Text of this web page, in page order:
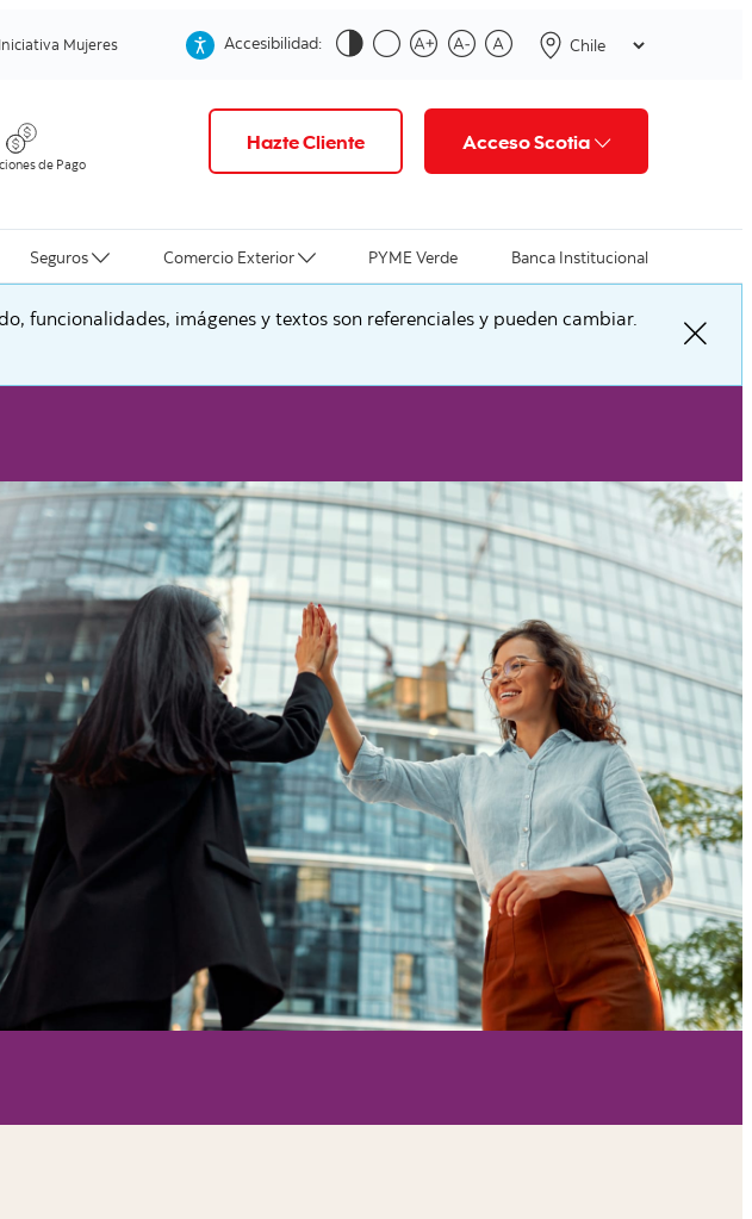
Iniciativa Mujeres Accesibilidad:
de Pago
Hazte Cliente Acceso Scotia
Seguros Comercio Exterior PYME Verde Banca Institucional
funcionalidades, imágenes y textos son referenciales y pueden cambiar.